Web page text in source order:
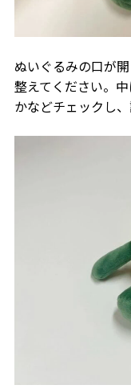
ぬいぐるみの口が
整えてください。
かなどチェックし